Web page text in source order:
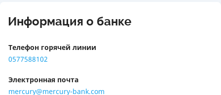
Информация о банке
Телефон горячей линии
0577588102
Электронная почта
mercury@mercury-bank.com